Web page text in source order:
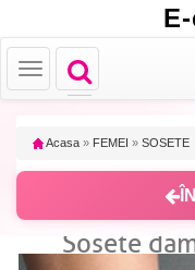
Toggle
navigation
Toggle
navigation
Acasa » FEMEI » SOSETE
Sosete